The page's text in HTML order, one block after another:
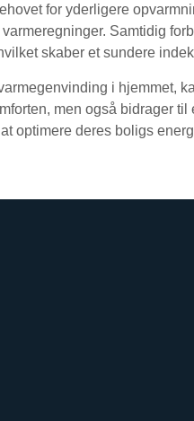
for yderligere
Samtidig
skaber et sundere
i hjemmet,
men også bidrager
optimere deres boligs